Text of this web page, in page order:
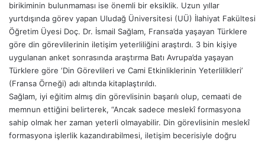
birikiminin bulunmaması ise önemli bir eksiklik. Uzun yıllar
yurtdışında görev yapan Uludağ Üniversitesi (UÜ) İlahiyat Fakültesi
Öğretim Üyesi Doç. Dr. İsmail Sağlam, Fransa’da yaşayan Türklere
göre din görevlilerinin iletişim yeterliliğini araştırdı. 3 bin kişiye
uygulanan anket sonrasında araştırma Batı Avrupa’da yaşayan
Türklere göre ‘Din Görevlileri ve Cami Etkinliklerinin Yeterlilikleri’
(Fransa Örneği) adı altında kitaplaştırıldı.
Sağlam, iyi eğitim almış din görevlisinin başarılı olup, cemaati de
memnun ettiğini belirterek, “Ancak sadece meslekî formasyona
sahip olmak her zaman yeterli olmayabilir. Din görevlisinin meslekî
formasyona işlerlik kazandırabilmesi, iletişim becerisiyle doğru